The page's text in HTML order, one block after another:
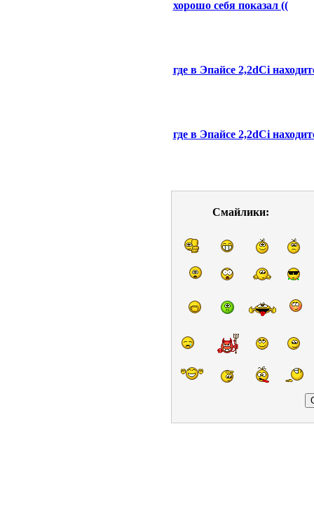
хорошо себя показал ((
где в Эпайсе 2,2dCi
где в Эпайсе 2,2dCi
Смайлики: